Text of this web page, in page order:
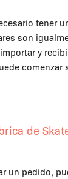
tener
son
y
comenzar
de
un pedido,